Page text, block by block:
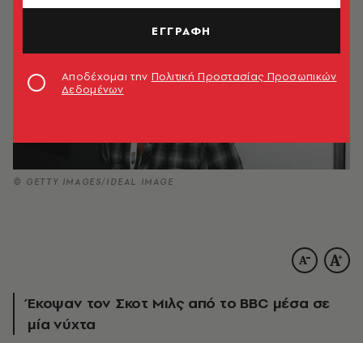
© GETTY IMAGES/IDEAL IMAGE
Έκοψαν τον Σκοτ Μιλς από το BBC μέσα σε
μία νύχτα
ΕΓΓΡΑΦΗ
Αποδέχομαι την Πολιτική Προστασίας Προσωπικών
Δεδομένων